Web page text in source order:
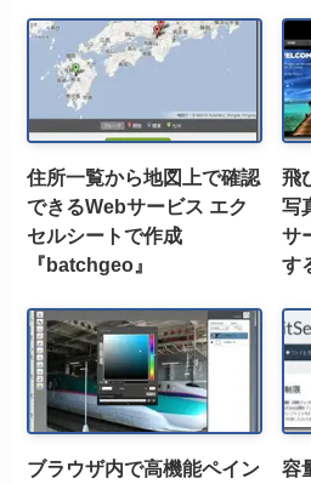
住所一覧から地図上で確認
できるWebサービス エク
セルシートで作成
『batchgeo』
飛
写
サ
す
ブラウザ内で高機能ペイン
容